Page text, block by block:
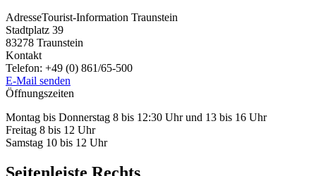
AdresseTourist-Information Traunstein
Stadtplatz 39
83278 Traunstein
Kontakt
Telefon: +49 (0) 861/65-500
E-Mail senden
Öffnungszeiten
Montag bis Donnerstag 8 bis 12:30 Uhr und 13 bis 16 Uhr
Freitag 8 bis 12 Uhr
Samstag 10 bis 12 Uhr